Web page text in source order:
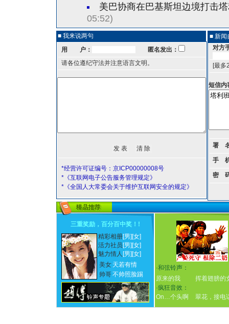
美巴协商在巴基斯坦边境打击
05:52)
■ 我来说两句
用 户：
匿名发出：
请各位遵纪守法并注意语言文明。
*经营许可证编号：京ICP00000008号
*《互联网电子公告服务管理规定》
*《全国人大常委会关于维护互联网安全的规定》
■ 新闻
对方
[最多
短信内
署
手
密
三重奖励，百分百中奖！ !
精彩相册[男] [女]
活力社员 [男] [女]
魅力情人 [男] [女]
美女 天若有情
帅哥不帅照脸踢
·和弦铃声：
原来的我
挥着翅膀的
·疯狂音效：
On…个头啊
翠花，接